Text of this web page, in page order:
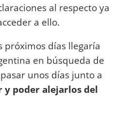
al respecto ya
a ello.
próximos días llegaría
en búsqueda de
unos días junto a
y poder alejarlos del